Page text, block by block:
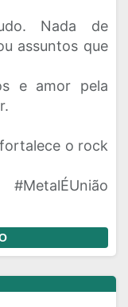
Nada de
assuntos que
e amor pela
o rock